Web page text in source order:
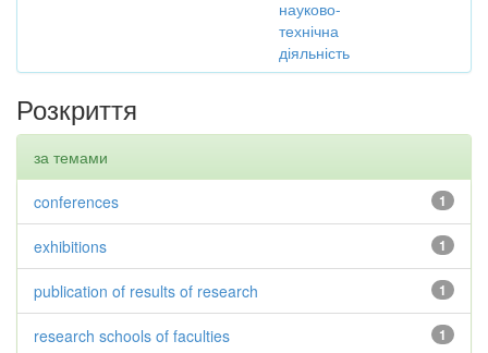
науково-
технічна
діяльність
Розкриття
за темами
1
conferences
1
exhibitions
1
publication of results of research
1
research schools of faculties